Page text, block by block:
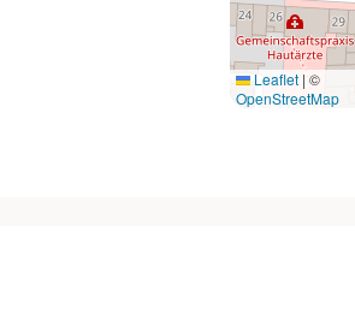
Leaflet | ©
OpenStreetMap